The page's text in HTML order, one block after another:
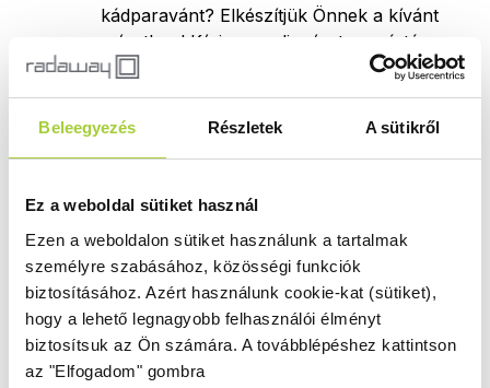
Beleegyezés Részletek A sütikről
Ez a weboldal sütiket használ
Ezen a weboldalon sütiket használunk a tartalmak
személyre szabásához, közösségi funkciók
biztosításához. Azért használunk cookie-kat (sütiket),
hogy a lehető legnagyobb felhasználói élményt
biztosítsuk az Ön számára. A továbblépéshez kattintson
az "Elfogadom" gombra
kádparavánt? Elkészítjük Önnek a kívánt
méretben! Kérje
egyedi méretre gyártás
szolgáltatásunkat.
Választható fogantyú
Ezzel a jellel jelölt modellek esetében
Toldóprofilok
Megmentheti a burkolt fürdőszobáját egy
esetleges módosítástól! Nagy segítség lehet
ott, ahol pár centi toldással megoldható a
beépítés. Ha szükséges akkor a
toldóprofilokat itt